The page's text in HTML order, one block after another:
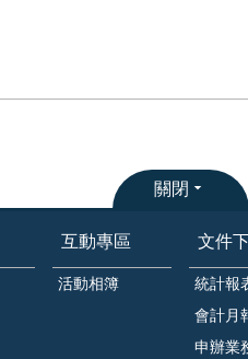
關閉
互動專區
活動相簿
文件
統計報
會計月
申辦業